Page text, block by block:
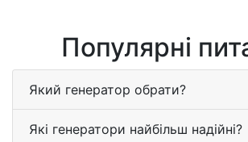
Популярні
Який генератор обрати?
Які генератори найбільш надійні?